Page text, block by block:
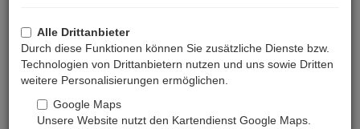
Alle Drittanbieter
Durch diese Funktionen können Sie zusätzliche Dienste bzw.
Technologien von Drittanbietern nutzen und uns sowie Dritten
weitere Personalisierungen ermöglichen.
Google Maps
Unsere Website nutzt den Kartendienst Google Maps.
Kinder haben hier Ihren Spaß - auch für Erwachsene ist es
traumhaft schön. Entspannung und Erlebnis in einem. Die vielen
nicht nur für volle Bäuche sondern auch für für entspannte
Seelen. Ferien für alle Sinne erleben Sie auf den schönen
Bauernhöfen in Kärnten.